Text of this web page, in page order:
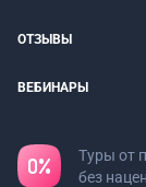
ОТЗЫВЫ
ВЕБИНАРЫ
Туры от
без